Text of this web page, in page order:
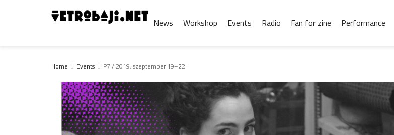
News Workshop Events Radio Fan for zine Performance
Home Events P7 / 2019. szeptember 19–22.